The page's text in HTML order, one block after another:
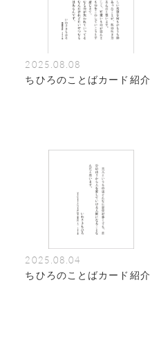
2025.08.08
ちひろのことばカード紹介
2025.08.04
ちひろのことばカード紹介